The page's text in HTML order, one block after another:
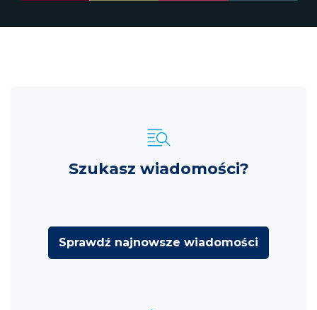
Szukasz wiadomości?
Sprawdź najnowsze wiadomości